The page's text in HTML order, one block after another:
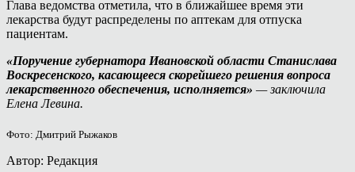
Глава ведомства отметила, что в ближайшее время эти
лекарства будут распределены по аптекам для отпуска
пациентам.
«Поручение губернатора Ивановской области Станислава
Воскресенского, касающееся скорейшего решения вопроса
лекарственного обеспечения, исполняется» — заключила
Елена Левина.
Фото: Дмитрий Рыжаков
Автор: Редакция